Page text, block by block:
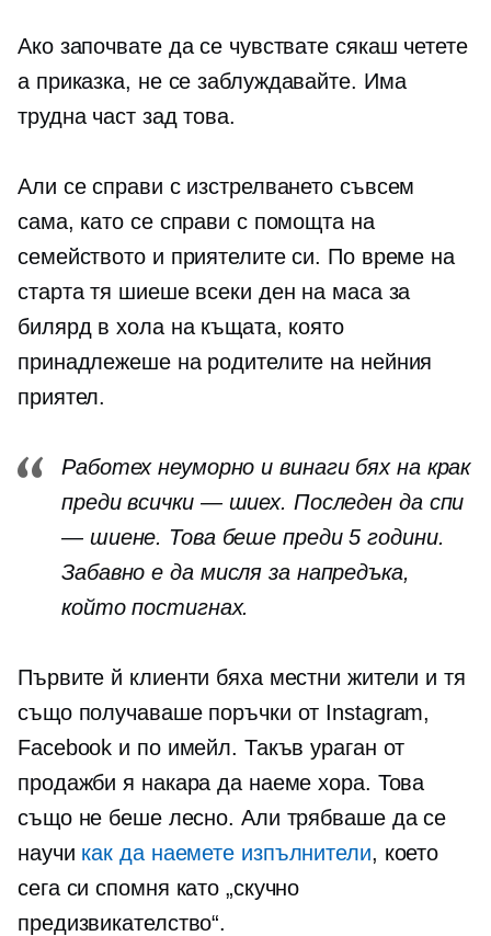
Ако започвате да се чувствате сякаш четете
a приказка, не се заблуждавайте. Има
трудна част зад това.
Али се справи с изстрелването съвсем
сама, като се справи с помощта на
семейството и приятелите си. По време на
старта тя шиеше всеки ден на маса за
билярд в хола на къщата, която
принадлежеше на родителите на нейния
приятел.
Работех неуморно и винаги бях на крак
преди всички — шиех. Последен да спи
— шиене. Това беше преди 5 години.
Забавно е да мисля за напредъка,
който постигнах.
Първите й клиенти бяха местни жители и тя
също получаваше поръчки от Instagram,
Facebook и по имейл. Такъв ураган от
продажби я накара да наеме хора. Това
също не беше лесно. Али трябваше да се
научи как да наемете изпълнители, което
сега си спомня като „скучно
предизвикателство“.